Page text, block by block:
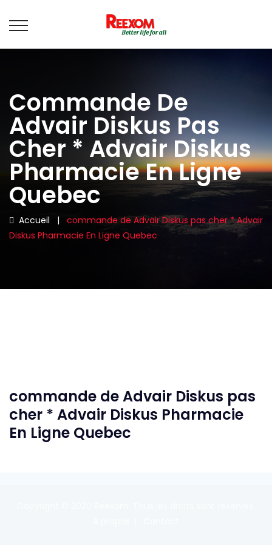
Commande De
Advair Diskus Pas
Cher * Advair Diskus
Pharmacie En Ligne
Quebec
Accueil |
commande de Advair Diskus pas cher * Advair
Diskus Pharmacie En Ligne Quebec
commande de Advair Diskus pas
cher * Advair Diskus Pharmacie
En Ligne Quebec